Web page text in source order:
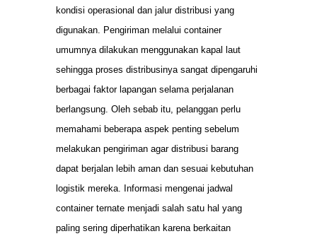
kondisi operasional dan jalur distribusi yang
digunakan. Pengiriman melalui container
umumnya dilakukan menggunakan kapal laut
sehingga proses distribusinya sangat dipengaruhi
berbagai faktor lapangan selama perjalanan
berlangsung. Oleh sebab itu, pelanggan perlu
memahami beberapa aspek penting sebelum
melakukan pengiriman agar distribusi barang
dapat berjalan lebih aman dan sesuai kebutuhan
logistik mereka. Informasi mengenai jadwal
container ternate menjadi salah satu hal yang
paling sering diperhatikan karena berkaitan